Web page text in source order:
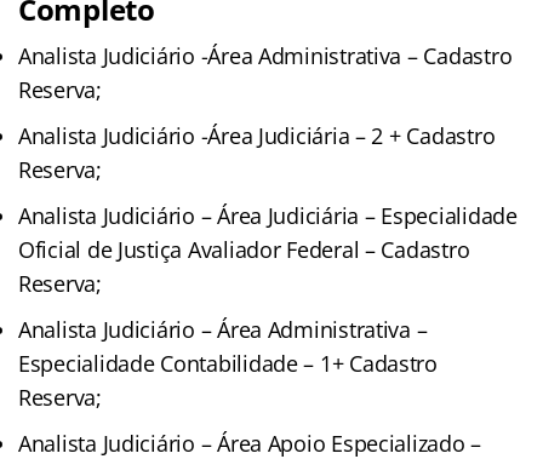
Completo
Analista Judiciário -Área Administrativa – Cadastro
Reserva;
Analista Judiciário -Área Judiciária – 2 + Cadastro
Reserva;
Analista Judiciário – Área Judiciária – Especialidade
Oficial de Justiça Avaliador Federal – Cadastro
Reserva;
Analista Judiciário – Área Administrativa –
Especialidade Contabilidade – 1+ Cadastro
Reserva;
Analista Judiciário – Área Apoio Especializado –